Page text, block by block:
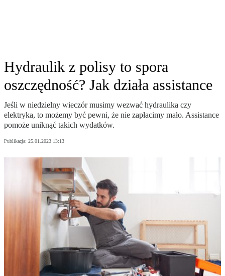
Hydraulik z polisy to spora
oszczędność? Jak działa assistance
Jeśli w niedzielny wieczór musimy wezwać hydraulika czy
elektryka, to możemy być pewni, że nie zapłacimy mało. Assistance
pomoże uniknąć takich wydatków.
Publikacja: 25.01.2023 13:13